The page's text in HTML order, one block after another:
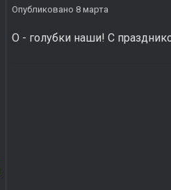
Опубликовано 8 марта
О - голубки наши! С